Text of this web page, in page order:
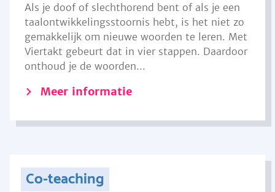
Als je doof of slechthorend bent of als je een
taalontwikkelingsstoornis hebt, is het niet zo
gemakkelijk om nieuwe woorden te leren. Met
Viertakt gebeurt dat in vier stappen. Daardoor
onthoud je de woorden...
Meer informatie
Co-teaching